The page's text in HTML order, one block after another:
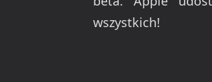
wszystkich!